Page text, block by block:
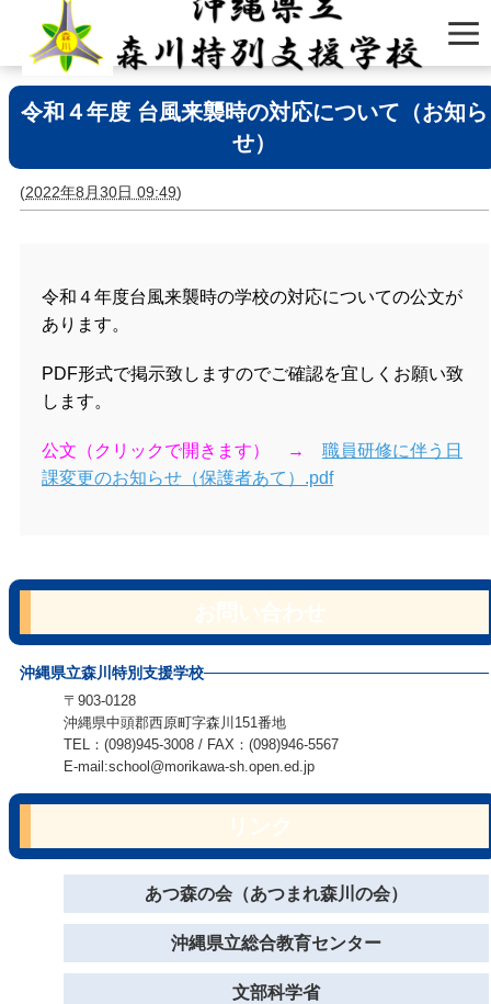
令和４年度 台風来襲時の対応について（お知ら
せ）
(2022年8月30日 09:49)
令和４年度台風来襲時の学校の対応についての公文が
あります。
PDF形式で掲示致しますのでご確認を宜しくお願い致
します。
公文（クリックで開きます） →
職員研修に伴う日
課変更のお知らせ（保護者あて）.pdf
沖縄県立森川特別支援学校
〒903-0128
沖縄県中頭郡西原町字森川151番地
TEL：(098)945-3008 / FAX：(098)946-5567
E-mail:school@morikawa-sh.open.ed.jp
あつ森の会（あつまれ森川の会）
沖縄県立総合教育センター
文部科学省